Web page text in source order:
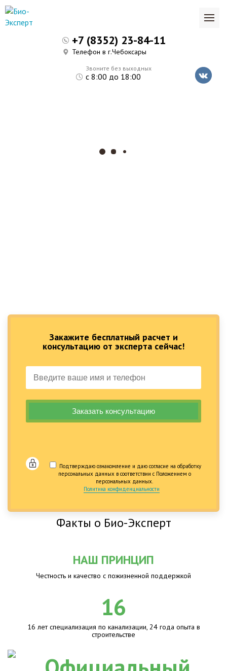
Закажите бесплатный расчет и
консультацию от эксперта сейчас!
Подтверждаю ознакомление и даю согласие на обработку
персональных данных в соответствии с Положением о
персональных данных.
Политика конфиденциальности
Звоните без выходных
с 8:00 до 18:00
+7 (8352) 23-84-11
Телефон в г.Чебоксары
Факты о Био-Эксперт
НАШ ПРИНЦИП
Честность и качество с пожизненной поддержкой
16
16 лет специализация по канализации, 24 года опыта в
строительстве